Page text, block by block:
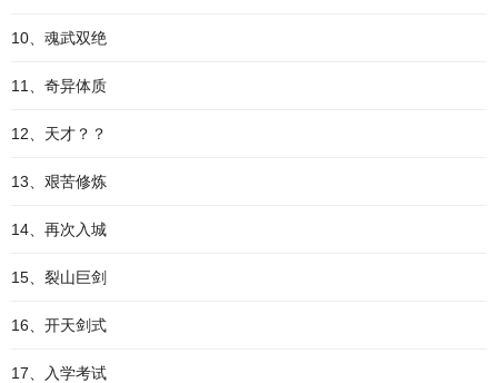
10、魂武双绝
11、奇异体质
12、天才？？
13、艰苦修炼
14、再次入城
15、裂山巨剑
16、开天剑式
17、入学考试